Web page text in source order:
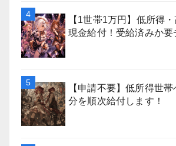
【1世帯1万円】低所得
現金給付！受給済みか要
【申請不要】低所得世
分を順次給付します！